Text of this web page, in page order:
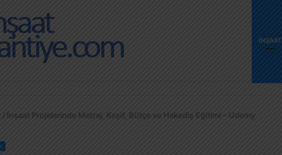
İNŞAAT
/ İnşaat Projelerinde Metraj, Keşif, Bütçe ve Hakediş Eğitimi – Udemy